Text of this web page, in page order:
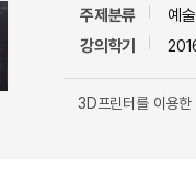
주제분류
예
강의학기
3D프린터를 이용한